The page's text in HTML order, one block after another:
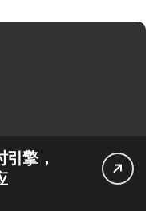
擎，